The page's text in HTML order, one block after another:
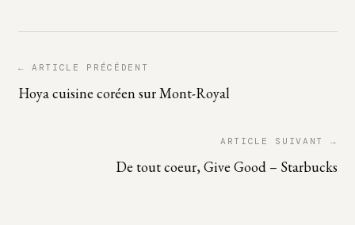
← ARTICLE PRÉCÉDENT
Hoya cuisine coréen sur Mont-Royal
ARTICLE SUIVANT →
De tout coeur, Give Good – Starbucks